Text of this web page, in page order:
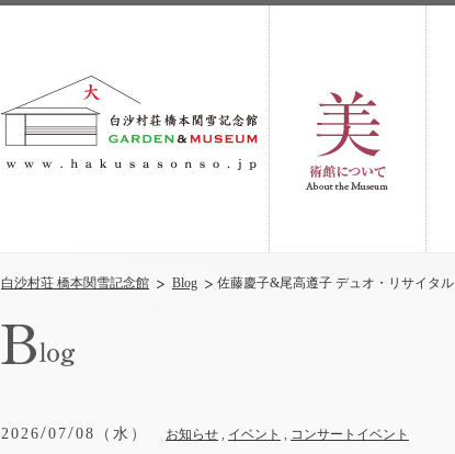
白沙村荘 橋本関雪記念館 Blog 佐藤慶子&尾高遵子 デュオ・リサイタル
2026/07/08（水） お知らせ , イベント , コンサートイベント